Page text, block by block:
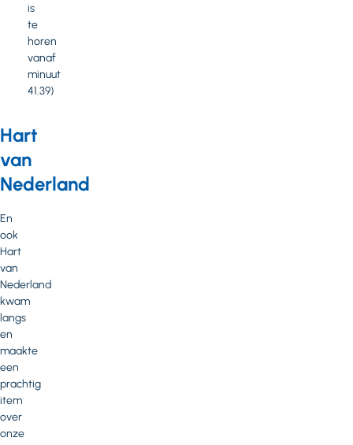
is
te
horen
vanaf
minuut
41.39)
Hart
van
Nederland
En
ook
Hart
van
Nederland
kwam
langs
en
maakte
een
prachtig
item
over
onze